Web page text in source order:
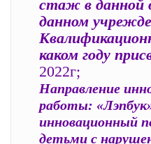
стаж в данной
данном
каком году
2022г;
Направление
работы:
инновационный
детьми с